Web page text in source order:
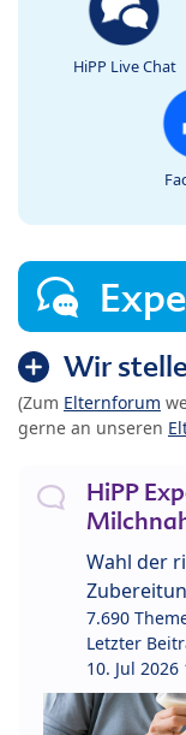
HiPP Live Chat
Wir
(Zum Elternforum
gerne an unseren
HiPP
Wahl der
7.690
Letzter
10. Jul 2026